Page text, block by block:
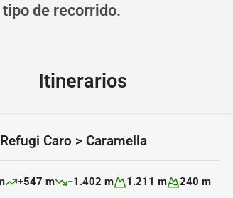
de recorrido.
Itinerarios
Caro > Caramella
Desnivel positivo:
+547 m
Desnivel negativo:
−1.402 m
Altitud máxima:
1.211 m
Altitud mínima:
240 m